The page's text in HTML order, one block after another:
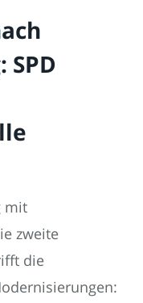
mit
zweite
die